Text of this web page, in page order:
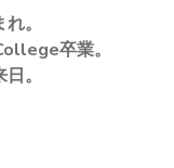
。
卒業。
。